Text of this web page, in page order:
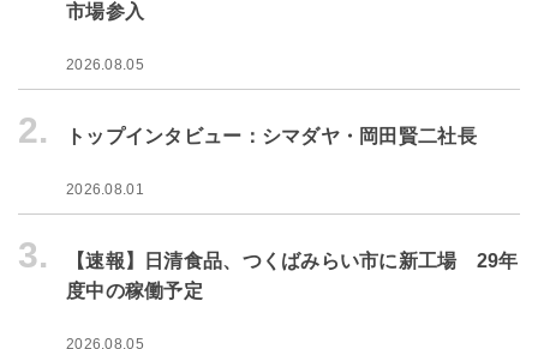
市場参入
2026.08.05
2. トップインタビュー：シマダヤ・岡田賢二社長
2026.08.01
3.
【速報】日清食品、つくばみらい市に新工場 29年
度中の稼働予定
2026.08.05